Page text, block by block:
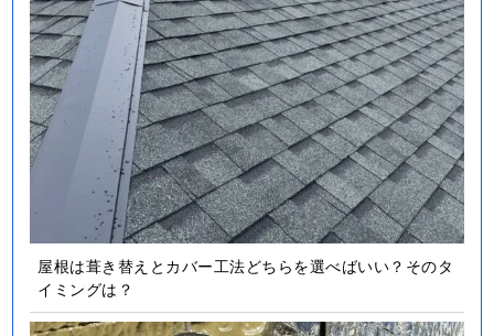
屋根は葺き替えとカバー工法どちらを選べばいい？そのタ
イミングは？